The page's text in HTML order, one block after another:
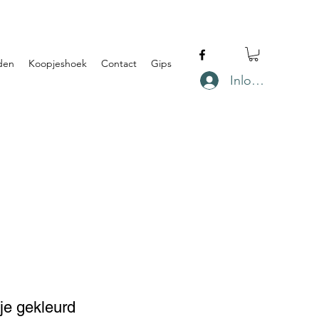
Koopjeshoek Contact Gips
Inloggen
gekleurd